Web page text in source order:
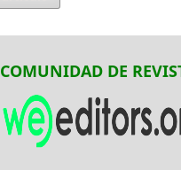
COMUNIDAD DE